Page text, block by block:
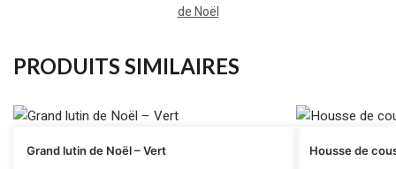
de Noël
PRODUITS SIMILAIRES
Grand lutin de Noël – Vert Housse de